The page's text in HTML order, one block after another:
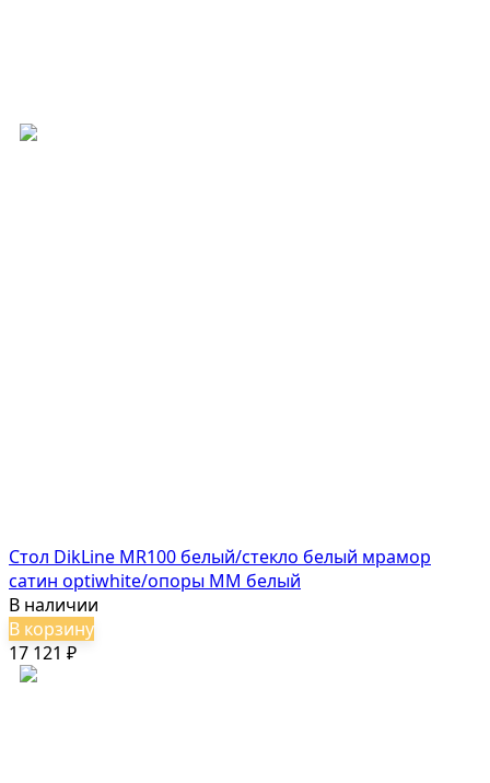
Стол DikLine MR100 белый/стекло белый мрамор
сатин optiwhite/опоры MM белый
В наличии
В корзину
17 121 ₽